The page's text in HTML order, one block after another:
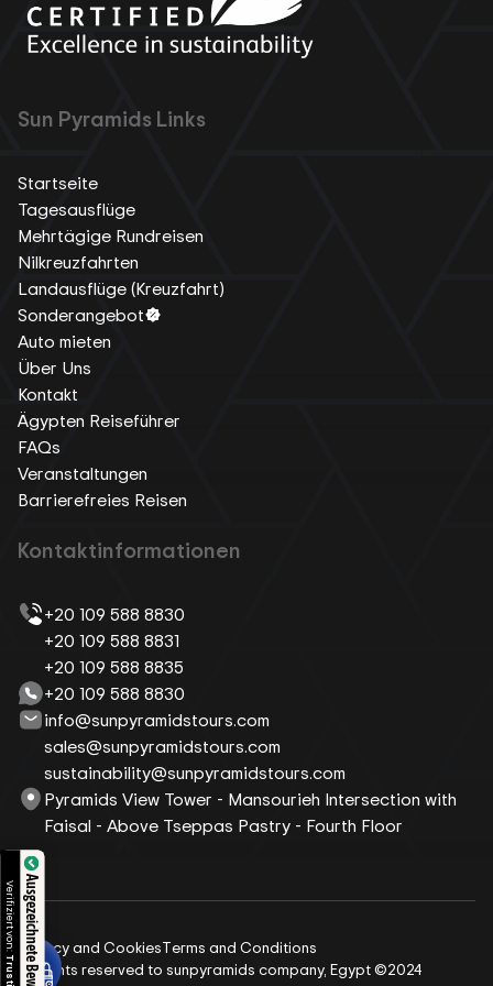
Sun Pyramids Links
Startseite
Tagesausflüge
Mehrtägige Rundreisen
Nilkreuzfahrten
Landausflüge (Kreuzfahrt)
Sonderangebot
Auto mieten
Über Uns
Kontakt
Ägypten Reiseführer
FAQs
Veranstaltungen
Barrierefreies Reisen
Kontaktinformationen
+20 109 588 8830
+20 109 588 8831
+20 109 588 8835
+20 109 588 8830
info@sunpyramidstours.com
sales@sunpyramidstours.com
sustainability@sunpyramidstours.com
Pyramids View Tower - Mansourieh Intersection with
Faisal - Above Tseppas Pastry - Fourth Floor
All rights reserved to sunpyramids company, Egypt ©2024
Privacy and CookiesTerms and Conditions